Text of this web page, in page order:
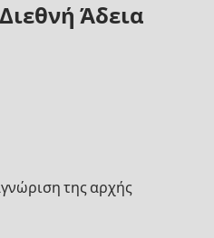
Άδεια
της αρχής